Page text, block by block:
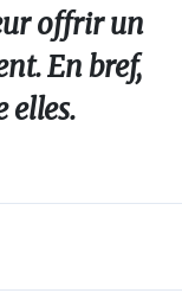
offrir un
En bref,
elles.